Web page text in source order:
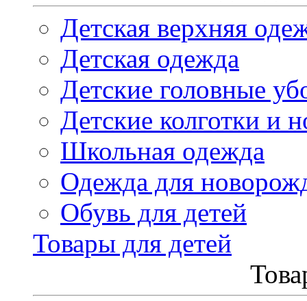
Детская верхняя
Детская одежда
Детские головные
Детские колготки и
Школьная одежда
Одежда для
Обувь для детей
Товары для детей